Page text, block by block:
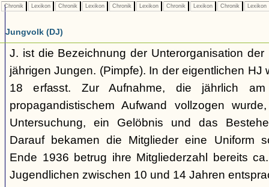
Chronik Lexikon Chronik Lexikon Chronik Lexikon Chronik Lexikon Chronik Lexikon
Jungvolk (DJ)
J. ist die Bezeichnung der Unterorganisation
jährigen Jungen. (Pimpfe). In der eigentlichen HJ
18 erfasst. Zur Aufnahme, die jährlich
propagandistischem Aufwand vollzogen
Untersuchung, ein Gelöbnis und das
Darauf bekamen die Mitglieder eine Uniform
Ende 1936 betrug ihre Mitgliederzahl bereits
Jugendlichen zwischen 10 und 14 Jahren